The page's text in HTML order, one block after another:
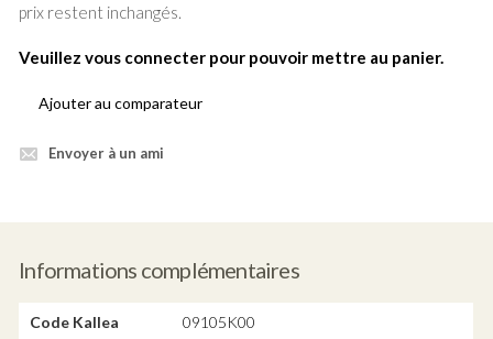
prix restent inchangés.
Veuillez vous connecter pour pouvoir mettre au panier.
Ajouter au comparateur
Envoyer à un ami
Informations complémentaires
Code Kallea 09105K00